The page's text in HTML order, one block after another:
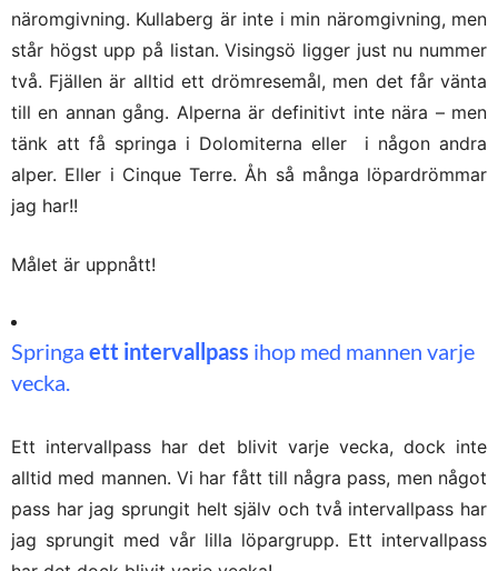
näromgivning. Kullaberg är inte i min näromgivning, men
står högst upp på listan. Visingsö ligger just nu nummer
två. Fjällen är alltid ett drömresemål, men det får vänta
till en annan gång. Alperna är definitivt inte nära – men
tänk att få springa i Dolomiterna eller i någon andra
alper. Eller i Cinque Terre. Åh så många löpardrömmar
jag har!!
Målet är uppnått!
Springa ett intervallpass ihop med mannen varje
vecka.
Ett intervallpass har det blivit varje vecka, dock inte
alltid med mannen. Vi har fått till några pass, men något
pass har jag sprungit helt själv och två intervallpass har
jag sprungit med vår lilla löpargrupp. Ett intervallpass